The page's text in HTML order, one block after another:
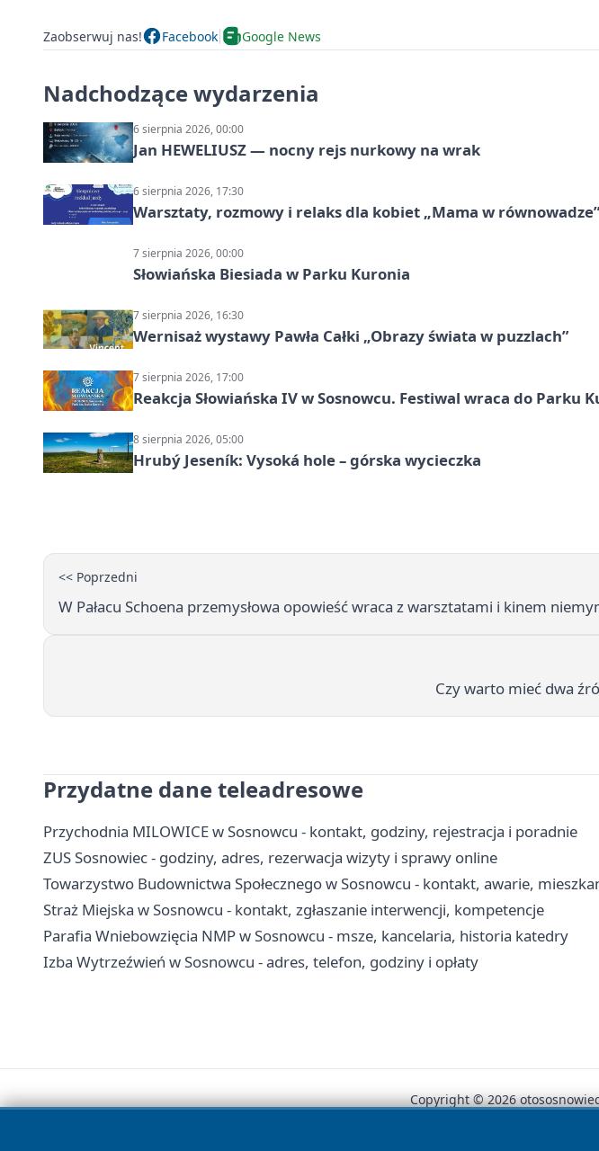
Zaobserwuj nas! Facebook Google News
Nadchodzące wydarzenia
6 sierpnia 2026, 00:00
Jan HEWELIUSZ — nocny rejs nurkowy na wrak
6 sierpnia 2026, 17:30
Warsztaty, rozmowy i relaks dla kobiet „Mama w równowadze”
7 sierpnia 2026, 00:00
Słowiańska Biesiada w Parku Kuronia
7 sierpnia 2026, 16:30
Wernisaż wystawy Pawła Całki „Obrazy świata w puzzlach”
7 sierpnia 2026, 17:00
Reakcja Słowiańska IV w Sosnowcu. Festiwal wraca do Parku
8 sierpnia 2026, 05:00
Hrubý Jeseník: Vysoká hole – górska wycieczka
<< Poprzedni
W Pałacu Schoena przemysłowa opowieść wraca z warsztatami i kinem
Czy warto mieć dwa
Przydatne dane teleadresowe
Przychodnia MILOWICE w Sosnowcu - kontakt, godziny, rejestracja i poradnie
ZUS Sosnowiec - godziny, adres, rezerwacja wizyty i sprawy online
Towarzystwo Budownictwa Społecznego w Sosnowcu - kontakt, awarie,
Straż Miejska w Sosnowcu - kontakt, zgłaszanie interwencji, kompetencje
Parafia Wniebowzięcia NMP w Sosnowcu - msze, kancelaria, historia katedry
Izba Wytrzeźwień w Sosnowcu - adres, telefon, godziny i opłaty
Copyright © 2026